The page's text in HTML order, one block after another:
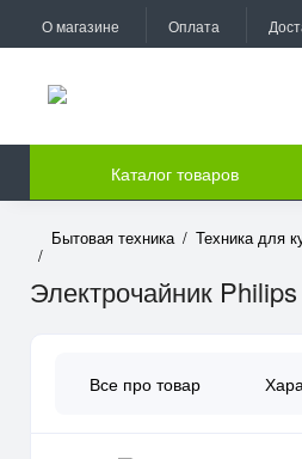
О магазине Оплата
Каталог товаров
Бытовая техника Техника для
Электрочайник
Все про товар